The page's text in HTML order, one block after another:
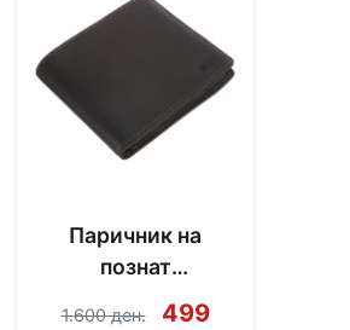
Паричник на
познат
производител
1.600 ден.
499